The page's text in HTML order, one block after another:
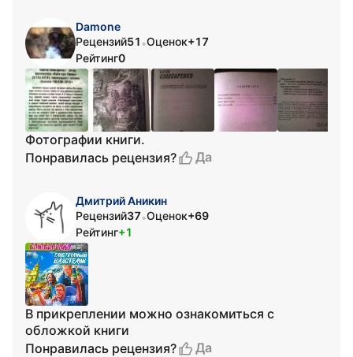
Damone
Рецензий51 •Оценок+17
Рейтинг0
Фотографии книги.
Понравилась рецензия?
Да
Дмитрий Аникин
Рецензий37•Оценок+69
Рейтинг+1
В прикреплении можно ознакомиться с
обложкой книги
Понравилась рецензия?
Да